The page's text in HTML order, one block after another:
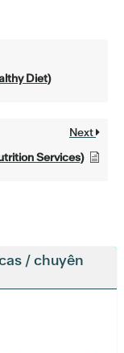
/ chuyên
Diet)
Next
Services)